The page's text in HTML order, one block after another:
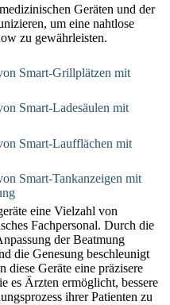
Geräten und der
um eine nahtlose
zu gewährleisten.
Smart-Grillplätzen mit
Smart-Ladesäulen mit
Smart-Laufflächen mit
Smart-Tankanzeigen mit
eine Vielzahl von
Fachpersonal. Durch die
der Beatmung
die Genesung beschleunigt
diese Geräte eine präzisere
es Ärzten ermöglicht, bessere
ihrer Patienten zu